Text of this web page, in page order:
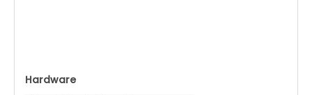
Hardware